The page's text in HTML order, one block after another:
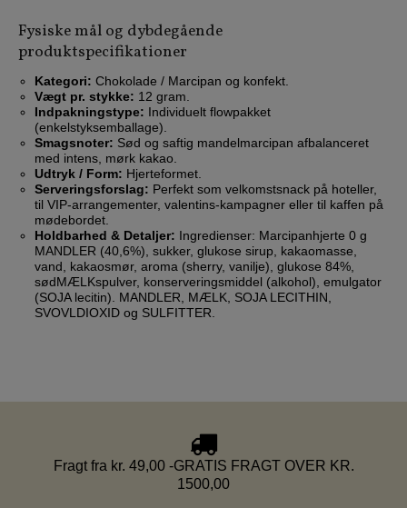
Fysiske mål og dybdegående
produktspecifikationer
Kategori: Chokolade / Marcipan og konfekt.
Vægt pr. stykke: 12 gram.
Indpakningstype: Individuelt flowpakket
(enkelstyksemballage).
Smagsnoter: Sød og saftig mandelmarcipan afbalanceret
med intens, mørk kakao.
Udtryk / Form: Hjerteformet.
Serveringsforslag: Perfekt som velkomstsnack på hoteller,
til VIP-arrangementer, valentins-kampagner eller til kaffen på
mødebordet.
Holdbarhed & Detaljer: Ingredienser: Marcipanhjerte 0 g
MANDLER (40,6%), sukker, glukose sirup, kakaomasse,
vand, kakaosmør, aroma (sherry, vanilje), glukose 84%,
sødMÆLKspulver, konserveringsmiddel (alkohol), emulgator
(SOJA lecitin). MANDLER, MÆLK, SOJA LECITHIN,
SVOVLDIOXID og SULFITTER.
Fragt fra kr. 49,00 -GRATIS FRAGT OVER KR.
1500,00